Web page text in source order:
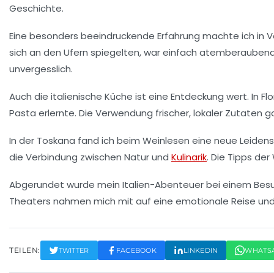
Geschichte.
Eine besonders beeindruckende Erfahrung machte ich in
sich an den Ufern spiegelten, war einfach
unvergesslich.
Auch die italienische Küche ist eine Entdeckung wert. In
Pasta erlernte. Die Verwendung frischer, lokaler Zutaten
In der Toskana fand ich beim Weinlesen eine neue
die Verbindung zwischen Naturund Kulinarik. Die Tipps
Abgerundet wurde mein Italien-Abenteuer bei einem
Theaters nahmen mich mit auf eine emotionale Reise
TEILEN: TWITTER FACEBOOK LINKEDIN